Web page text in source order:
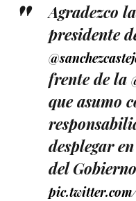
Agradezco
presidente
frente de la
que asumo
desplegar
del